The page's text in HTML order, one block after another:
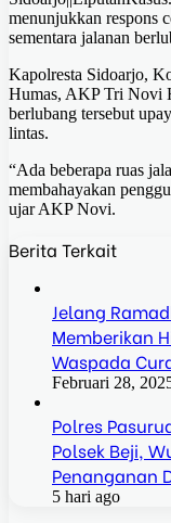
menunjukkan respons
sementara jalanan
Kapolresta Sidoarjo,
Humas, AKP Tri Novi
berlubang tersebut
lintas.
“Ada beberapa ruas
membahayakan
ujar AKP Novi.
Berita Terkait
Jelang
Memberikan
Waspada
Februari 28,
Polres
Polsek Beji,
Penanganan
5 hari ago